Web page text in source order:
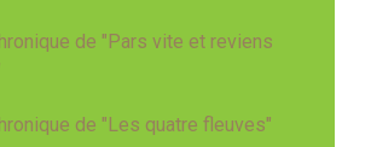
de "Pars vite et reviens
de "Les quatre fleuves"